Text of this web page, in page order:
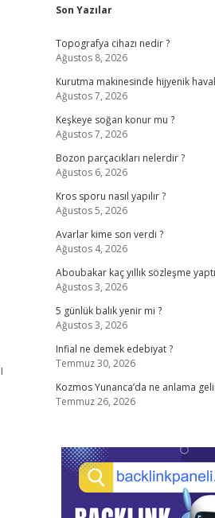
Sidebar
Son Yazılar
Topografya cihazı nedir ?
Ağustos 8, 2026
Kurutma makinesinde hijyenik
Ağustos 7, 2026
Keşkeye soğan konur mu ?
Ağustos 7, 2026
Bozon parçacıkları nelerdir ?
Ağustos 6, 2026
Kros sporu nasıl yapılır ?
Ağustos 5, 2026
Avarlar kime son verdi ?
Ağustos 4, 2026
Aboubakar kaç yıllık sözleşme
Ağustos 3, 2026
5 günlük balık yenir mi ?
Ağustos 3, 2026
Infial ne demek edebiyat ?
Temmuz 30, 2026
Kozmos Yunanca’da ne anlama
Temmuz 26, 2026